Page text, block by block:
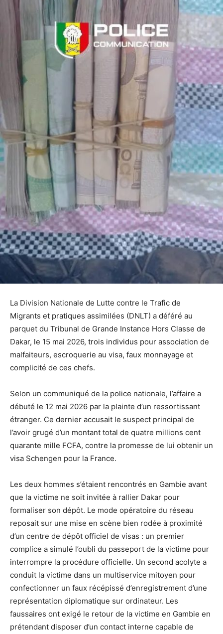
La Division Nationale de Lutte contre le Trafic de
Migrants et pratiques assimilées (DNLT) a déféré au
parquet du Tribunal de Grande Instance Hors Classe de
Dakar, le 15 mai 2026, trois individus pour association de
malfaiteurs, escroquerie au visa, faux monnayage et
complicité de ces chefs.
Selon un communiqué de la police nationale, l’affaire a
débuté le 12 mai 2026 par la plainte d’un ressortissant
étranger. Ce dernier accusait le suspect principal de
l’avoir grugé d’un montant total de quatre millions cent
quarante mille FCFA, contre la promesse de lui obtenir un
visa Schengen pour la France.
Les deux hommes s’étaient rencontrés en Gambie avant
que la victime ne soit invitée à rallier Dakar pour
formaliser son dépôt. Le mode opératoire du réseau
reposait sur une mise en scène bien rodée à proximité
d’un centre de dépôt officiel de visas : un premier
complice a simulé l’oubli du passeport de la victime pour
interrompre la procédure officielle. Un second acolyte a
conduit la victime dans un multiservice mitoyen pour
confectionner un faux récépissé d’enregistrement d’une
représentation diplomatique sur ordinateur. Les
faussaires ont exigé le retour de la victime en Gambie en
prétendant disposer d’un contact interne capable de